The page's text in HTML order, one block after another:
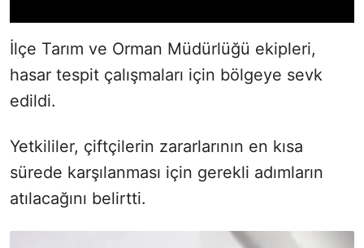
İlçe Tarım ve Orman Müdürlüğü ekipleri,
hasar tespit çalışmaları için bölgeye sevk
edildi.
Yetkililer, çiftçilerin zararlarının en kısa
sürede karşılanması için gerekli adımların
atılacağını belirtti.